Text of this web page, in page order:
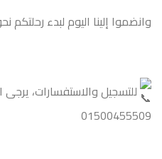
وانضموا إلينا اليوم لبدء رحلتكم
للتسجيل والاستفسارات،
01500455509